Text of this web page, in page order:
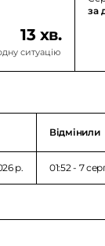
13 хв.
ситуацію
за
Відмінили
p. 01:52 - 7